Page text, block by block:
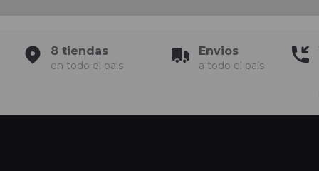
8 tiendas
en todo el pais
Envios
a todo el país